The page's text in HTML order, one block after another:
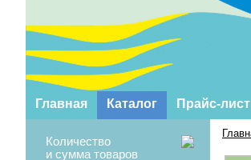
Главная Каталог Прайс-лист
Количество
и сумма товаров